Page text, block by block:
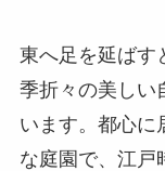
東へ足を延ばす
季折々の美しい
います。都心に
な庭園で、江戸